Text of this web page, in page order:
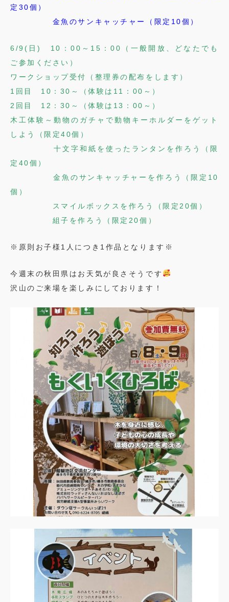
定30個）
金魚のサンキャッチャー（限定10個）
6/9(日) 10：00～15：00（一般開放、どなたでも
ご参加ください）
ワークショップ受付（整理券の配布をします）
1回目 10：30～（体験は11：00～）
2回目 12：30～（体験は13：00～）
木工体験～動物のガチャで動物キーホルダーをゲット
しよう（限定40個）
十文字和紙を使ったランタンを作ろう（限
定40個）
金魚のサンキャッチャーを作ろう（限定10
個）
スマイルボックスを作ろう（限定20個）
組子を作ろう（限定20個）
※原則お子様1人につき1作品となります※
今週末の秋田県はお天気が良さそうです
沢山のご来場を楽しみにしております！